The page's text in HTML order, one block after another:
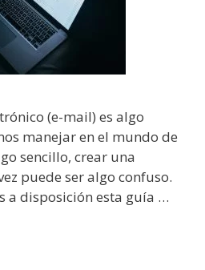
(e-mail) es algo
manejar en el mundo de
sencillo, crear una
puede ser algo confuso.
a disposición esta guía …